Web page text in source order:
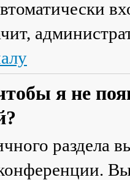
я не
раздела
.